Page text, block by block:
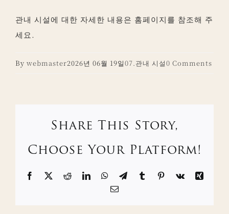
관내 시설에 대한 자세한 내용은 홈페이지를 참조해 주
세요.
By webmaster2026년 06월 19일07.관내 시설0 Comments
Share This Story,
Choose Your Platform!
Facebook RedditLinkedInWhatsApp
Telegram
TumblrPinterest
Vk
Xing
Email